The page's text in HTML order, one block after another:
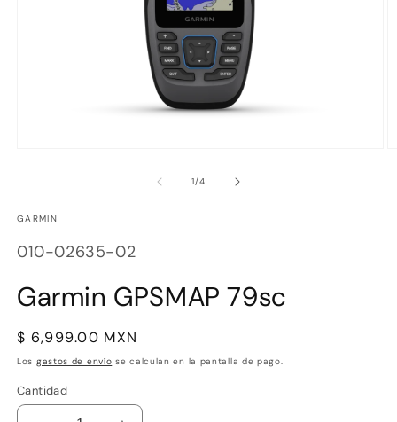
una
modal
1/de
4
GARMIN
SKU:
010-02635-02
Garmin GPSMAP 79sc
Precio
habitual
$ 6,999.00 MXN
Los gastos de envío se calculan en la pantalla de pago.
Cantidad